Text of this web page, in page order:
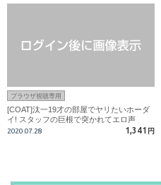
ブラウザ視聴専用
[COAT]汰一19才の部屋でヤリたいホーダ
イ! スタッフの巨根で突かれてエロ声
が…!!
2020.07.28 1,341 円